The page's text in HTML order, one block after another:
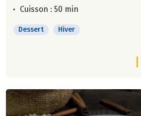
Cuisson : 50 min
Dessert Hiver